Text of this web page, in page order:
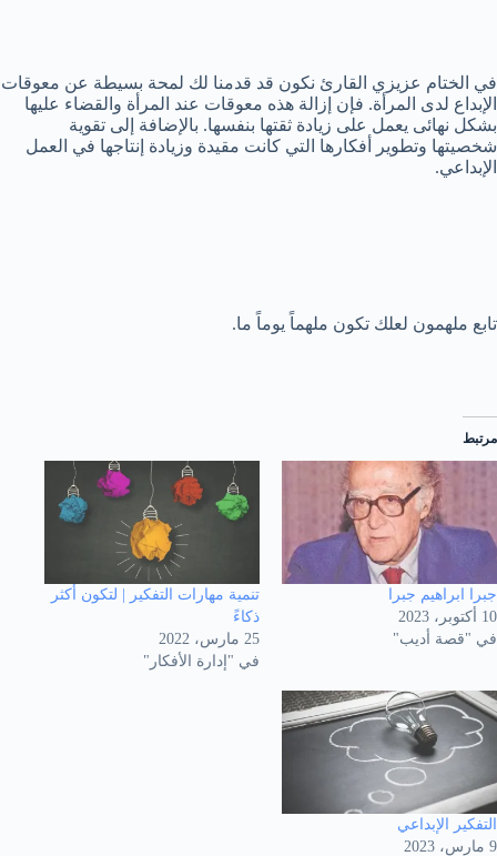
في الختام عزيزي القارئ نكون قد قدمنا لك لمحة بسيطة عن معوقات
الإبداع لدى المرأة. فإن إزالة هذه معوقات عند المرأة والقضاء عليها
بشكل نهائى يعمل على زيادة ثقتها بنفسها. بالإضافة إلى تقوية
شخصيتها وتطوير أفكارها التي كانت مقيدة وزيادة إنتاجها في العمل
الإبداعي.
تابع ملهمون لعلك تكون ملهماً يوماً ما.
مرتبط
جبرا ابراهيم جبرا
10 أكتوبر، 2023
في "قصة أديب"
تنمية مهارات التفكير | لتكون أكثر
ذكاءً
25 مارس، 2022
في "إدارة الأفكار"
التفكير الإبداعي
9 مارس، 2023